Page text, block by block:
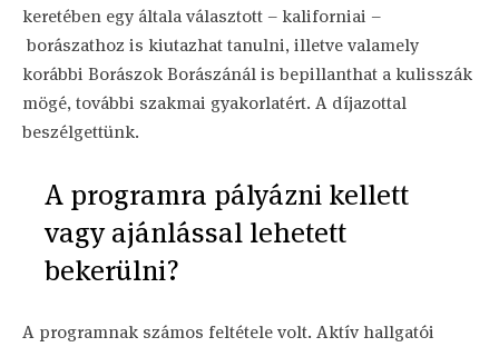
keretében egy általa választott – kaliforniai –
borászathoz is kiutazhat tanulni, illetve valamely
korábbi Borászok Borászánál is bepillanthat a kulisszák
mögé, további szakmai gyakorlatért. A díjazottal
beszélgettünk.
A programra pályázni kellett
vagy ajánlással lehetett
bekerülni?
A programnak számos feltétele volt. Aktív hallgatói